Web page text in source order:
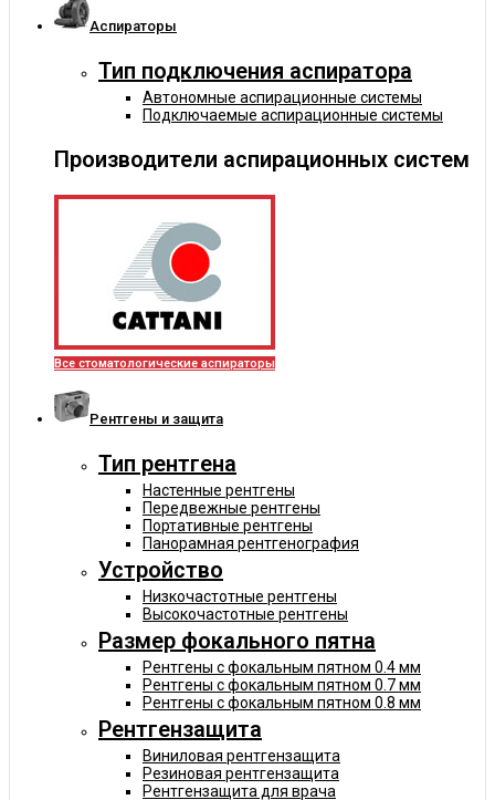
Аспираторы
Тип подключения аспиратора
Автономные аспирационные системы
Подключаемые аспирационные системы
Производители аспирационных систем
Все стоматологические аспираторы
Рентгены и защита
Тип рентгена
Настенные рентгены
Передвежные рентгены
Портативные рентгены
Панорамная рентгенография
Устройство
Низкочастотные рентгены
Высокочастотные рентгены
Размер фокального пятна
Рентгены с фокальным пятном 0.4 мм
Рентгены с фокальным пятном 0.7 мм
Рентгены с фокальным пятном 0.8 мм
Рентгензащита
Виниловая рентгензащита
Резиновая рентгензащита
Рентгензащита для врача